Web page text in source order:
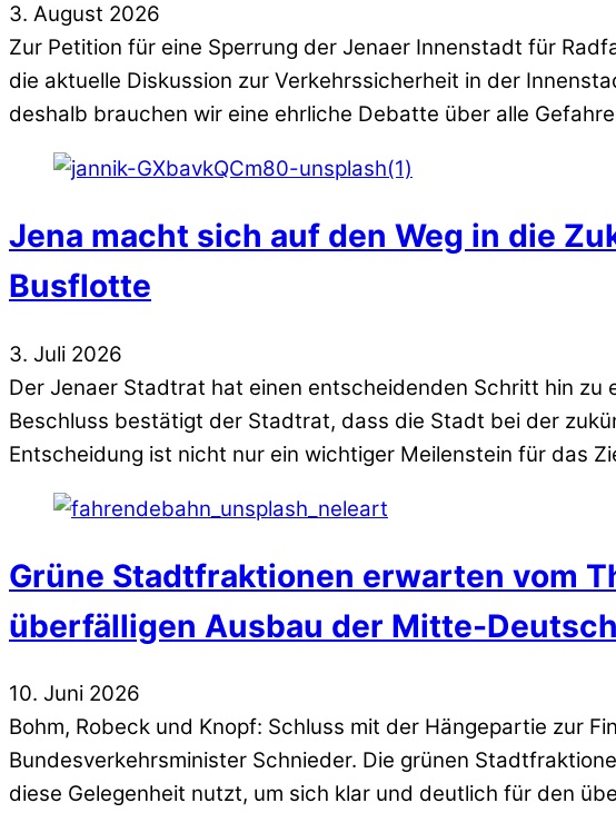
3. August 2026
Zur Petition für eine Sperrung der Jenaer Innenstadt für
die aktuelle Diskussion zur Verkehrssicherheit in der
deshalb brauchen wir eine ehrliche Debatte über alle
Jena macht sich auf den Weg in die
Busflotte
3. Juli 2026
Der Jenaer Stadtrat hat einen entscheidenden Schritt hin
Beschluss bestätigt der Stadtrat, dass die Stadt bei der
Entscheidung ist nicht nur ein wichtiger Meilenstein für das
Grüne Stadtfraktionen erwarten vom
überfälligen Ausbau der Mitte-
10. Juni 2026
Bohm, Robeck und Knopf: Schluss mit der Hängepartie zur
Bundesverkehrsminister Schnieder. Die grünen
diese Gelegenheit nutzt, um sich klar und deutlich für den